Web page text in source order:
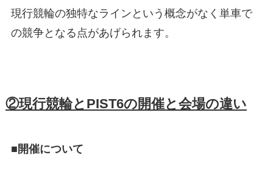
現行競輪の独特なラインという概念がなく単車で
の競争となる点があげられます。
②現行競輪とPIST6の開催と会場の違い
■開催について